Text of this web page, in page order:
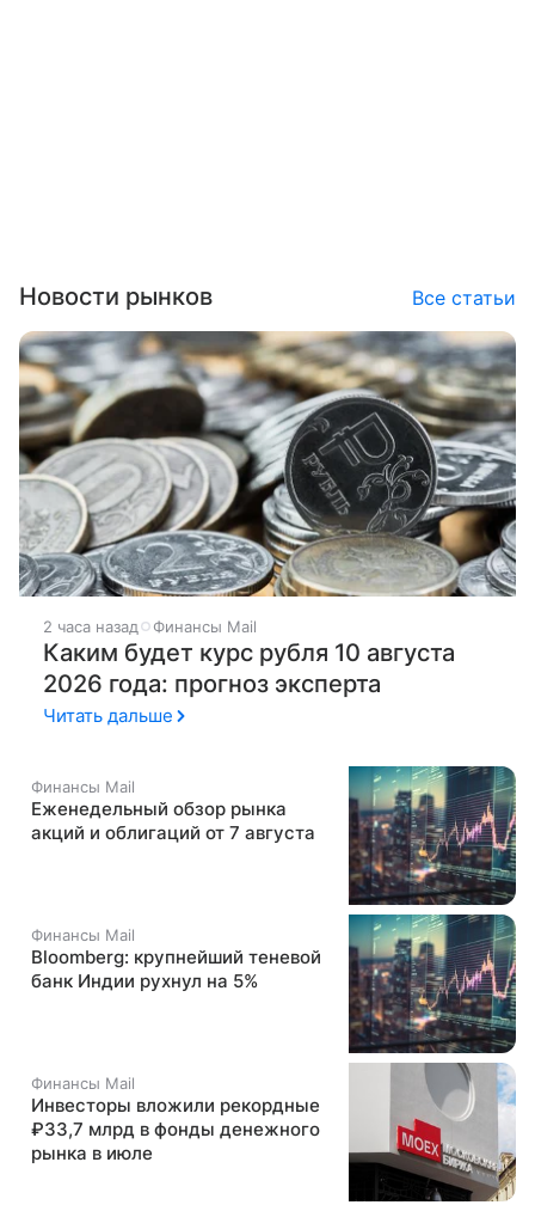
Новости рынков Все статьи
2 часа назад Финансы Mail
Каким будет курс рубля 10 августа
2026 года: прогноз эксперта
Читать дальше
Финансы Mail
Еженедельный обзор рынка
акций и облигаций от 7 августа
Финансы Mail
Bloomberg: крупнейший теневой
банк Индии рухнул на 5%
Финансы Mail
Инвесторы вложили рекордные
₽33,7 млрд в фонды денежного
рынка в июле